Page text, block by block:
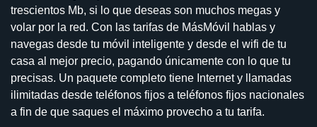
trescientos Mb, si lo que deseas son muchos megas y
volar por la red. Con las tarifas de MásMóvil hablas y
navegas desde tu móvil inteligente y desde el wifi de tu
casa al mejor precio, pagando únicamente con lo que tu
precisas. Un paquete completo tiene Internet y llamadas
ilimitadas desde teléfonos fijos a teléfonos fijos nacionales
a fin de que saques el máximo provecho a tu tarifa.